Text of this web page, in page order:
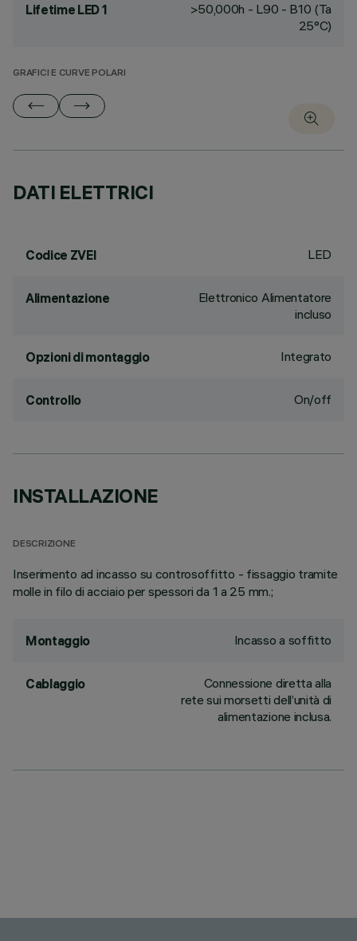
Lifetime LED 1
>50,000h - L90 - B10 (Ta
25°C)
GRAFICI E CURVE POLARI
DATI ELETTRICI
Codice ZVEI LED
Alimentazione
Elettronico Alimentatore
incluso
Opzioni di montaggio Integrato
Controllo On/off
INSTALLAZIONE
DESCRIZIONE
Inserimento ad incasso su controsoffitto - fissaggio tramite
molle in filo di acciaio per spessori da 1 a 25 mm.;
Montaggio Incasso a soffitto
Cablaggio
Connessione diretta alla
rete sui morsetti dell’unità di
alimentazione inclusa.